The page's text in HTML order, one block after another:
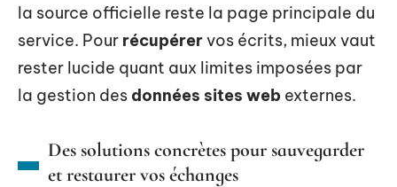
la source officielle reste la page principale du
service. Pour récupérervos écrits, mieux vaut
rester lucide quant aux limites imposées par
la gestion des données sites web externes.
Des solutions concrètes pour sauvegarder
et restaurer vos échanges